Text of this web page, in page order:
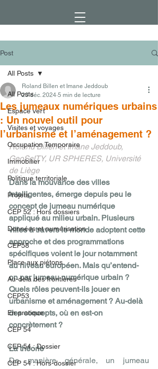
Post
All Posts
Espace vert
Visites et voyages
Occupation Temporaire
Immobilier
Politique territoriale
Projets
CEP 52 : Hors dossiers
Données et numérisation
CEP58
Place aux piétons
Au-delà des frontières
CEP53
En pratique
CEP 54
CEP 54 : Dossier
CEP 54 : Hors-dossier
All Posts
Les jumeaux numériques urbains
: Un nouvel outil pour
l’urbanisme et l’aménagement ?
Roland Billen et Imane Jeddoub
23 déc. 2024 5 min de lecture
Roland Billen et Imane Jeddoub,
GeoScITY, UR SPHERES, Université
de Liège
Dans la mouvance des villes
intelligentes, émerge depuis peu le
concept de jumeau numérique
appliqué au milieu urbain. Plusieurs
villes à travers le monde adoptent cette
approche et des programmations
spécifiques voient le jour notamment
au niveau européen. Mais qu’entend-
on par jumeau numérique urbain ?
Quels rôles peuvent-ils jouer en
urbanisme et aménagement ? Au-delà
des concepts, où en est-on
concrètement ?
La théorie
De manière générale, un jumeau